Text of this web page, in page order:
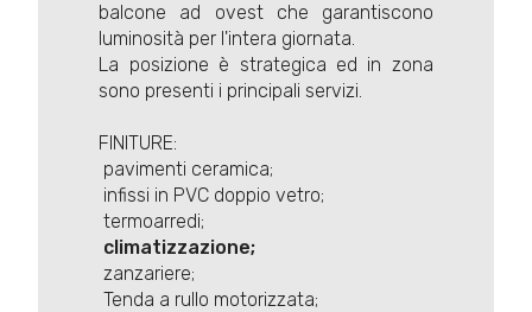
balcone ad ovest che garantiscono
luminosità per l'intera giornata.
La posizione è strategica ed in zona
sono presenti i principali servizi.
FINITURE:
 pavimenti ceramica;
 infissi in PVC doppio vetro;
 termoarredi;
climatizzazione;
 zanzariere;
 Tenda a rullo motorizzata;